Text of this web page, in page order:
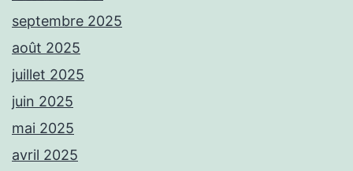
septembre 2025
août 2025
juillet 2025
juin 2025
mai 2025
avril 2025